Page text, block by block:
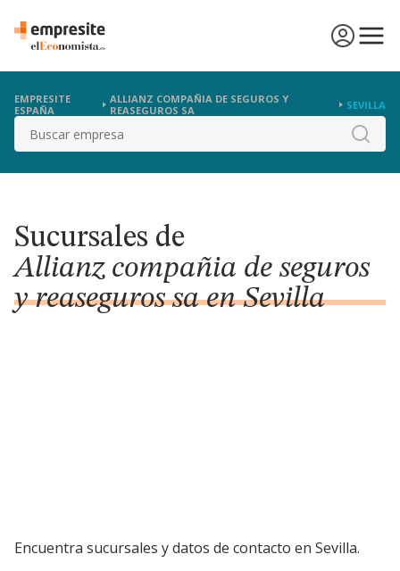
EMPRESITE
ESPAÑA
ALLIANZ COMPAÑIA DE SEGUROS Y
REASEGUROS SA
SEVILLA
Buscar
Sucursales de
Allianz compañia de seguros
y reaseguros sa en Sevilla
Encuentra sucursales y datos de contacto en Sevilla.